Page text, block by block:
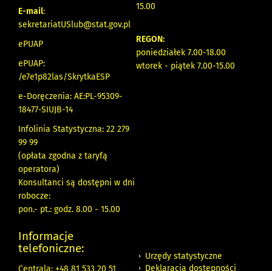
E-mail:
sekretariatUSlub@stat.gov.pl
ePUAP
ePUAP:
/e7e1p82las/SkrytkaESP
e-Doręczenia: AE:PL-95309-
18477-SIUJB-14
Infolinia Statystyczna: 22 279
99 99
(opłata zgodna z taryfą
operatora)
Konsultanci są dostępni w dni
robocze:
pon.- pt.: godz. 8.00 - 15.00
15.00
REGON:
poniedziałek 7.00-18.00
wtorek - piątek 7.00-15.00
Informacje
telefoniczne:
Centrala: +48 81 533 20 51
Urzędy statystyczne
Deklaracja dostępności